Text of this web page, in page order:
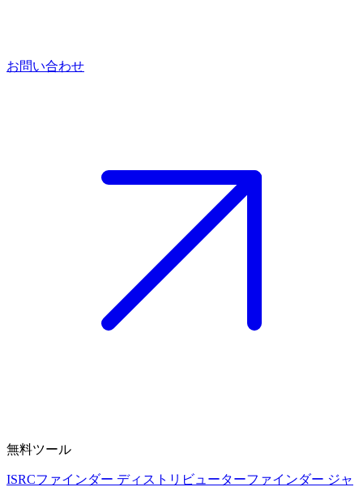
お問い合わせ
無料ツール
ISRCファインダー ディストリビューターファインダー ジャ